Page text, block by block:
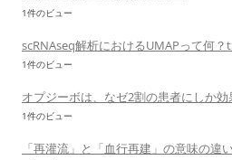
1件のビュー
scRNAseq解析におけるUMAPって何？
1件のビュー
オプジーボは、なゼ2割の患者にしか効
1件のビュー
「再灌流」と「血行再建」の意味の